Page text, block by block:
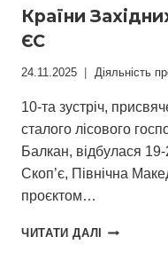
Країни
ЄС
24.11.2025 Діяльність
10-та зустріч,
сталого лісового
Балкан, відбулася
Скоп’є, Північна
проєктом…
ЧИТАТИ ДАЛІ
КРАЇНИ